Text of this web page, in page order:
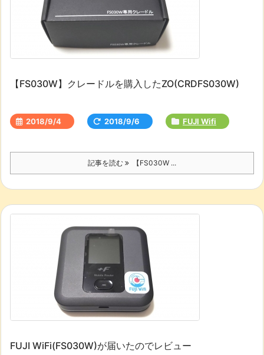
【FS030W】クレードルを購入したZO(CRDFS030W)
2018/9/4 2018/9/6 FUJI Wifi
記事を読む 【FS030W ...
FUJI WiFi(FS030W)が届いたのでレビュー